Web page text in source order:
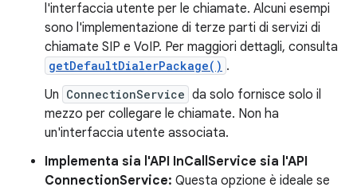
l'interfaccia utente per le chiamate. Alcuni esempi
sono l'implementazione di terze parti di servizi di
chiamate SIP e VoIP. Per maggiori dettagli, consulta
getDefaultDialerPackage() .
Un ConnectionService da solo fornisce solo il
mezzo per collegare le chiamate. Non ha
un'interfaccia utente associata.
Implementa sia l'API InCallService sia l'API
ConnectionService: Questa opzione è ideale se